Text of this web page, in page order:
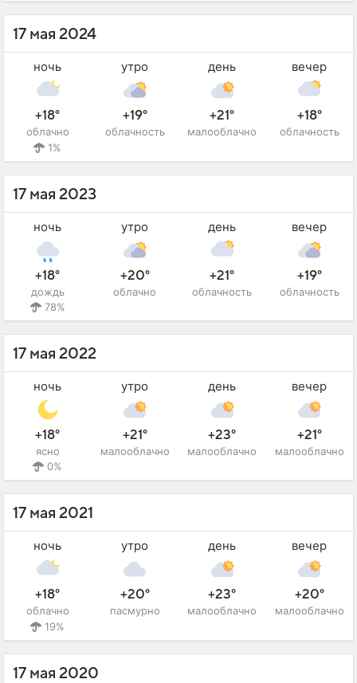
17 мая 2024
ночь
+18°
облачно
1%
утро
+19°
облачность
день
+21°
малооблачно
вечер
+18°
облачность
17 мая 2023
ночь
+18°
дождь
78%
утро
+20°
облачно
день
+21°
облачность
вечер
+19°
облачность
17 мая 2022
ночь
+18°
ясно
0%
утро
+21°
малооблачно
день
+23°
малооблачно
вечер
+21°
малооблачно
17 мая 2021
ночь
+18°
облачно
19%
утро
+20°
пасмурно
день
+23°
малооблачно
вечер
+20°
малооблачно
17 мая 2020